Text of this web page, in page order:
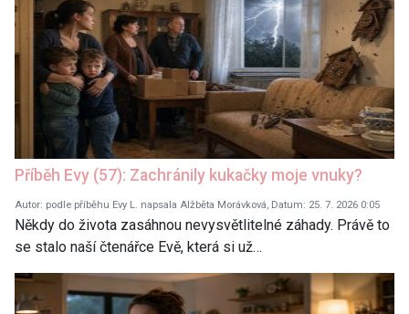
Příběh Evy (57): Zachránily kukačky moje vnuky?
Autor: podle příběhu Evy L. napsala Alžběta Morávková, Datum: 25. 7. 2026 0:05
Někdy do života zasáhnou nevysvětlitelné záhady. Právě to
se stalo naší čtenářce Evě, která si už…